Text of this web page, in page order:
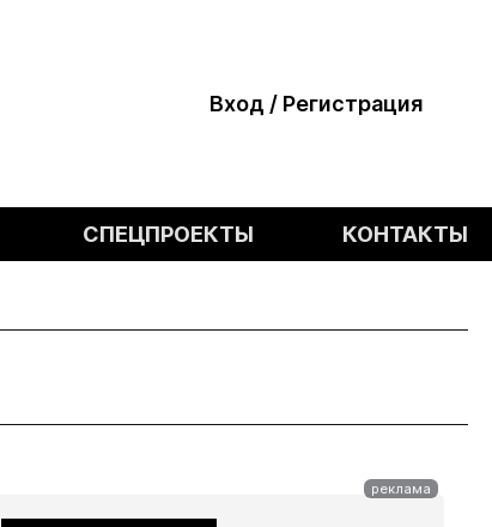
Вход / Регистрация
СПЕЦПРОЕКТЫ КОНТАКТЫ